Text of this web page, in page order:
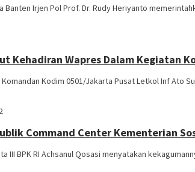
Banten Irjen Pol Prof. Dr. Rudy Heriyanto
Kehadiran Wapres Dalam Kegiatan
Komandan Kodim 0501/Jakarta Pusat Letkol Inf Ato
Command Center Kementerian
III BPK RI Achsanul Qosasi menyatakan